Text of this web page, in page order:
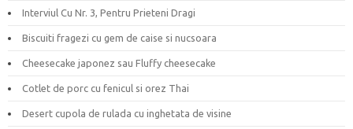
Interviul Cu Nr. 3, Pentru Prieteni Dragi
Biscuiti fragezi cu gem de caise si nucsoara
Cheesecake japonez sau Fluffy cheesecake
Cotlet de porc cu fenicul si orez Thai
Desert cupola de rulada cu inghetata de visine